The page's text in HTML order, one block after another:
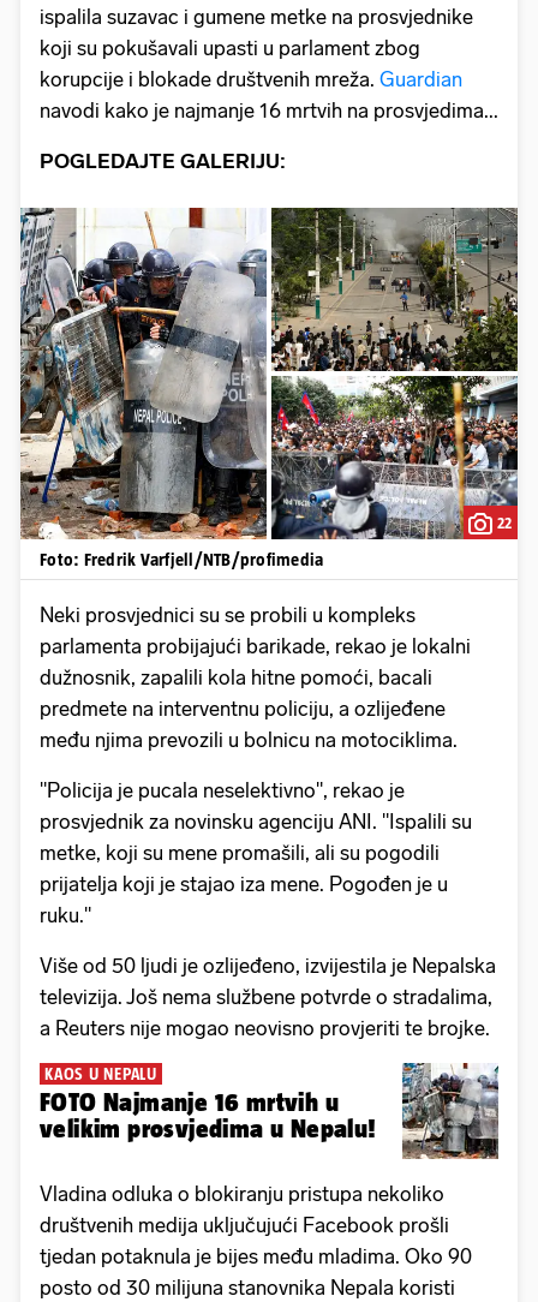
ispalila suzavac i gumene metke na prosvjednike
koji su pokušavali upasti u parlament zbog
korupcije i blokade društvenih mreža. Guardian
navodi kako je najmanje 16 mrtvih na prosvjedima...
POGLEDAJTE GALERIJU:
22
Foto: Fredrik Varfjell/NTB/profimedia
Neki prosvjednici su se probili u kompleks
parlamenta probijajući barikade, rekao je lokalni
dužnosnik, zapalili kola hitne pomoći, bacali
predmete na interventnu policiju, a ozlijeđene
među njima prevozili u bolnicu na motociklima.
"Policija je pucala neselektivno", rekao je
prosvjednik za novinsku agenciju ANI. "Ispalili su
metke, koji su mene promašili, ali su pogodili
prijatelja koji je stajao iza mene. Pogođen je u
ruku."
Više od 50 ljudi je ozlijeđeno, izvijestila je Nepalska
televizija. Još nema službene potvrde o stradalima,
a Reuters nije mogao neovisno provjeriti te brojke.
KAOS U NEPALU
FOTO Najmanje 16 mrtvih u
velikim prosvjedima u Nepalu!
Vladina odluka o blokiranju pristupa nekoliko
društvenih medija uključujući Facebook prošli
tjedan potaknula je bijes među mladima. Oko 90
posto od 30 milijuna stanovnika Nepala koristi